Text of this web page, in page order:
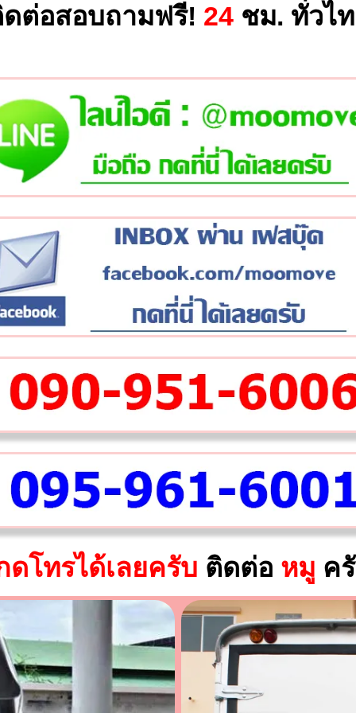
ต่อสอบถามฟรี! 24ชม. ทั่วไ
ดโทรได้เลยครับ ติดต่อ หมู ค